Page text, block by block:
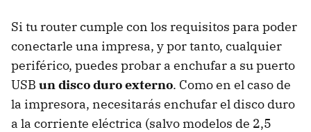
Si tu router cumple con los requisitos para poder
conectarle una impresa, y por tanto, cualquier
periférico, puedes probar a enchufar a su puerto
USB un disco duro externo. Como en el caso de
la impresora, necesitarás enchufar el disco duro
a la corriente eléctrica (salvo modelos de 2,5